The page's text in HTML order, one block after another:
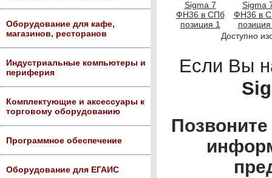
Оборудование для кафе,
магазинов, ресторанов
Индустриальные компьютеры и
периферия
Комплектующие и аксессуары к
торговому оборудованию
Программное обеспечение
Оборудование для ЕГАИС
Доступно
Если Вы